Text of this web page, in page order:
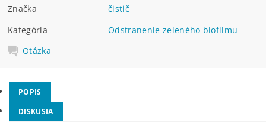
Značka
čistič
Kategória
Odstranenie zeleného biofilmu
Otázka
POPIS
DISKUSIA